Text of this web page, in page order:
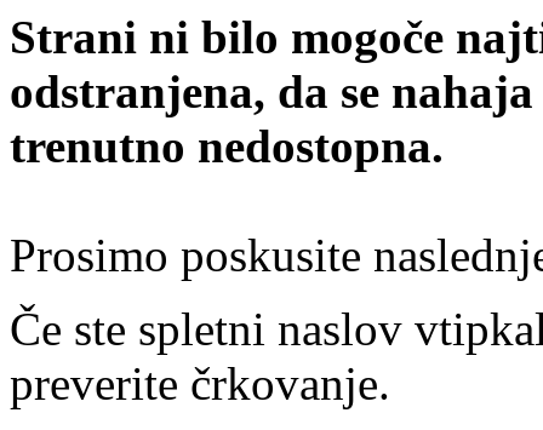
Strani ni bilo mogoče
odstranjena, da se
trenutno nedostopna.
Prosimo poskusite
Če ste spletni naslov
preverite črkovanje.